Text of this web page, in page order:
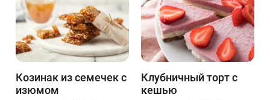
Козинак из семечек с
изюмом
Клубничный торт с
кешью